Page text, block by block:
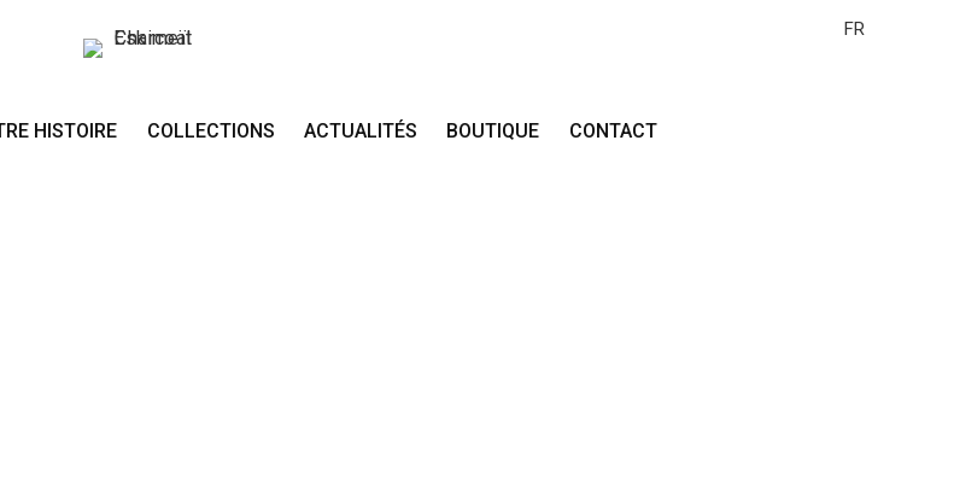
FR
HISTOIRE COLLECTIONS ACTUALITÉS BOUTIQUE CONTACT